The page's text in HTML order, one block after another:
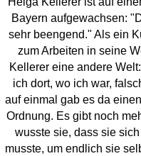
Bayern aufgewachsen:
sehr beengend." Als ein
zum Arbeiten in seine
Kellerer eine andere
ich dort, wo ich war,
auf einmal gab es da
Ordnung. Es gibt noch
wusste sie, dass sie
musste, um endlich sie